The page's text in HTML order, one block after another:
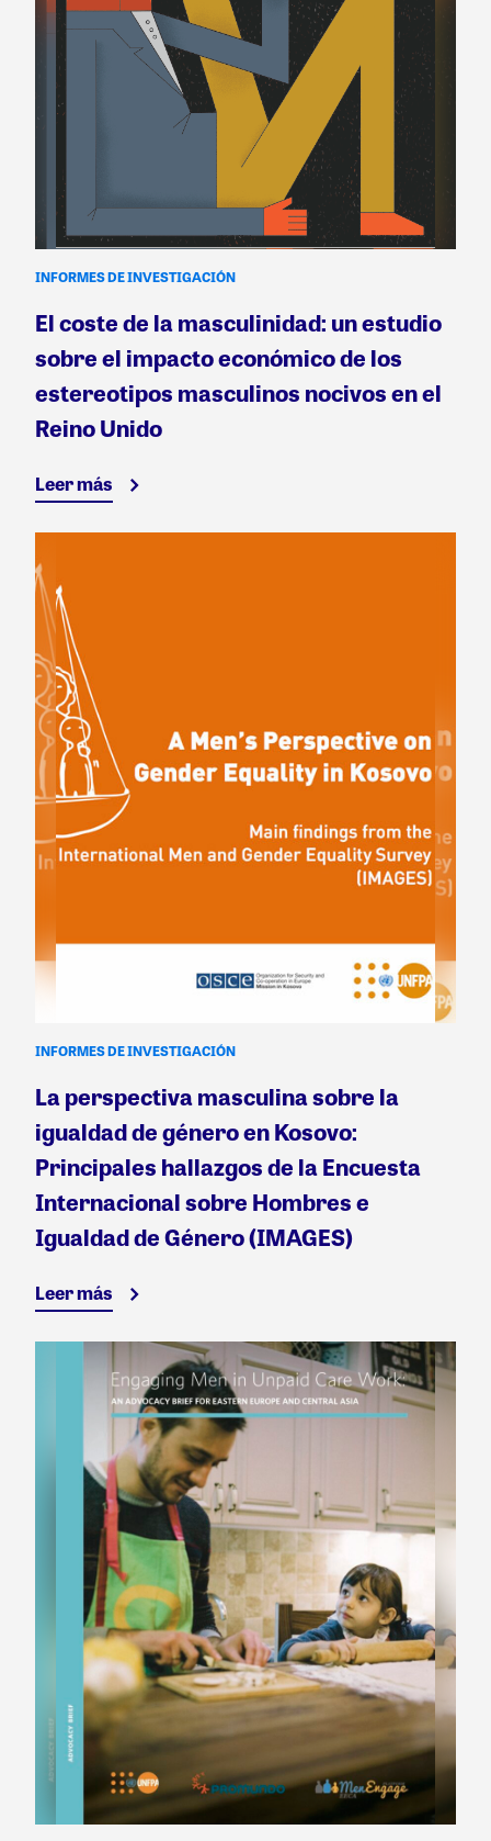
INFORMES DE INVESTIGACIÓN
El coste de la masculinidad: un estudio
sobre el impacto económico de los
estereotipos masculinos nocivos en el
Reino Unido
Leer más
INFORMES DE INVESTIGACIÓN
La perspectiva masculina sobre la
igualdad de género en Kosovo:
Principales hallazgos de la Encuesta
Internacional sobre Hombres e
Igualdad de Género (IMAGES)
Leer más